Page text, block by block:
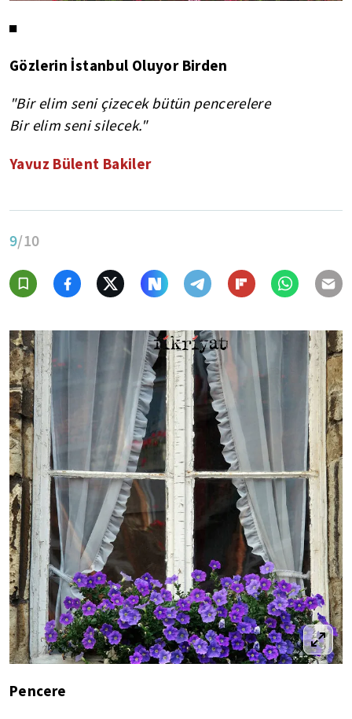
◼
Gözlerin İstanbul Oluyor Birden
"Bir elim seni çizecek bütün pencerelere
Bir elim seni silecek."
Yavuz Bülent Bakiler
9/10
Pencere